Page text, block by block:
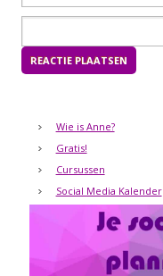
Wie is Anne?
Gratis!
Cursussen
Social Media Kalender